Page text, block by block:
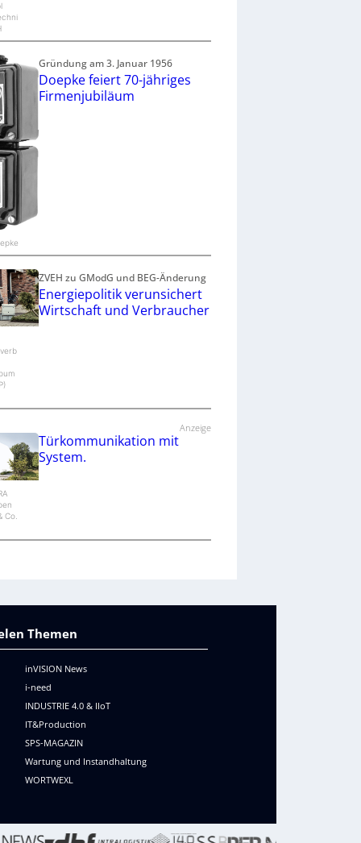
Gründung am 3. Januar 1956
Doepke feiert 70-jähriges
Firmenjubiläum
ZVEH zu GModG und BEG-Änderung
Energiepolitik verunsichert
Wirtschaft und Verbraucher
Anzeige
Co.
Türkommunikation mit
System.
Themen
inVISION News
i-need
INDUSTRIE 4.0 & IIoT
IT&Production
SPS-MAGAZIN
Wartung und Instandhaltung
WORTWEXL